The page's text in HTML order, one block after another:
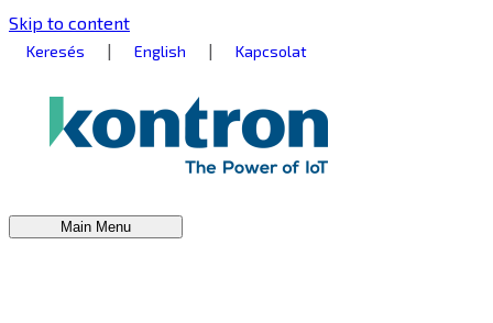
Skip to content
Keresés | English | Kapcsolat
Main Menu